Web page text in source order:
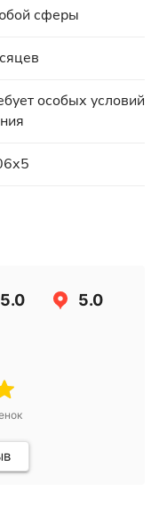
сферы
особых условий
5.0 5.0